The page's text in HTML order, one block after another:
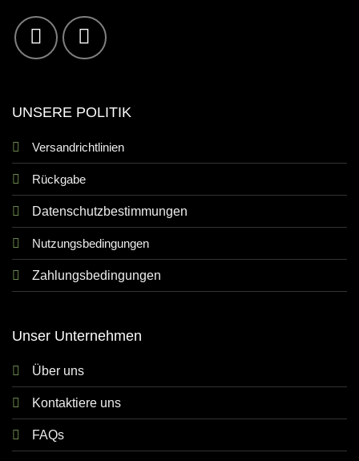
UNSERE POLITIK
Versandrichtlinien
Rückgabe
Datenschutzbestimmungen
Nutzungsbedingungen
Zahlungsbedingungen
Unser Unternehmen
Über uns
Kontaktiere uns
FAQs